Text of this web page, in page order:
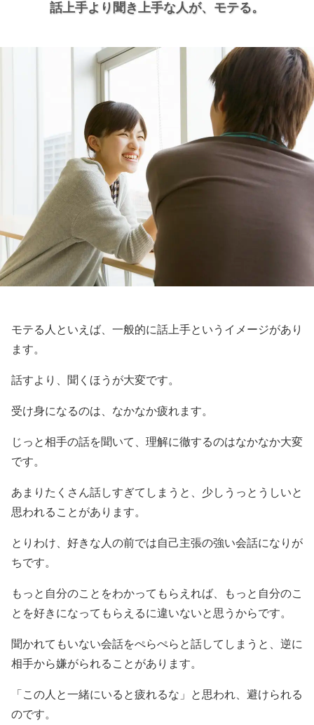
話上手より聞き上手な人が、 モテる。
モテる人といえば、一般的に話上手というイメージがあり
ます。
話すより、聞くほうが大変です。
受け身になるのは、なかなか疲れます。
じっと相手の話を聞いて、理解に徹するのはなかなか大変
です。
あまりたくさん話しすぎてしまうと、少しうっとうしいと
思われることがあります。
とりわけ、好きな人の前では自己主張の強い会話になりが
ちです。
もっと自分のことをわかってもらえれば、もっと自分のこ
とを好きになってもらえるに違いないと思うからです。
聞かれてもいない会話をぺらぺらと話してしまうと、逆に
相手から嫌がられることがあります。
「この人と一緒にいると疲れるな」と思われ、避けられる
のです。